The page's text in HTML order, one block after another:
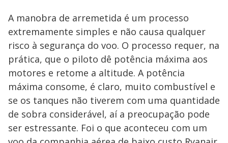
A manobra de arremetida é um processo
extremamente simples e não causa qualquer
risco à segurança do voo. O processo requer, na
prática, que o piloto dê potência máxima aos
motores e retome a altitude. A potência
máxima consome, é claro, muito combustível e
se os tanques não tiverem com uma quantidade
de sobra considerável, aí a preocupação pode
ser estressante. Foi o que aconteceu com um